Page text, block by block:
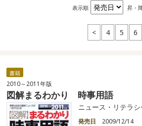
表示順 昇・
< 4 5 6
書籍
2010～2011年版
図解まるわかり 時事用語
ニュース・リテラ
発売日
2009/12/14